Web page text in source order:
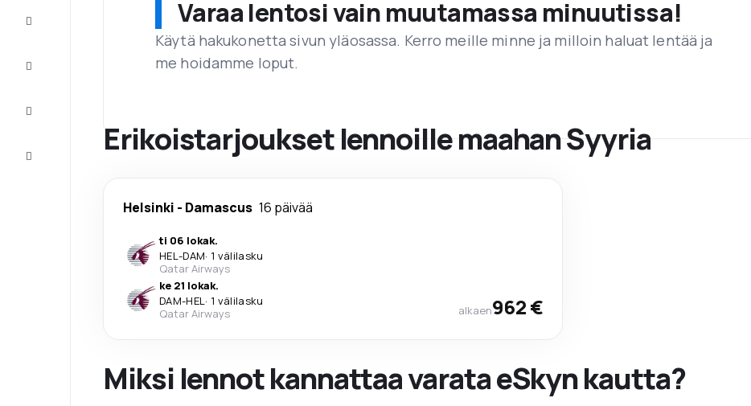
Varaa lentosi vain muutamassa minuutissa!
Käytä hakukonetta sivun yläosassa. Kerro meille minne ja milloin haluat lentää ja
me hoidamme loput.
Erikoistarjoukset lennoille maahan Syyria
Helsinki - Damascus 16 päivää
ti 06 lokak.
HEL-DAM· 1 välilasku
Qatar Airways
ke 21 lokak.
DAM-HEL· 1 välilasku
Qatar Airways
alkaen962 €
Miksi lennot kannattaa varata eSkyn kautta?